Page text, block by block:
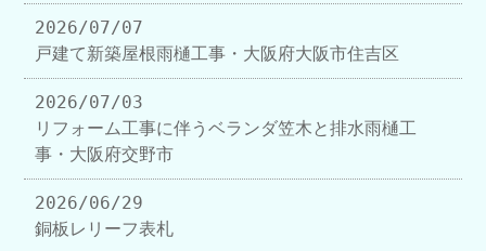
2026/07/07
戸建て新築屋根雨樋工事・大阪府大阪市住吉区
2026/07/03
リフォーム工事に伴うベランダ笠木と排水雨樋工
事・大阪府交野市
2026/06/29
銅板レリーフ表札